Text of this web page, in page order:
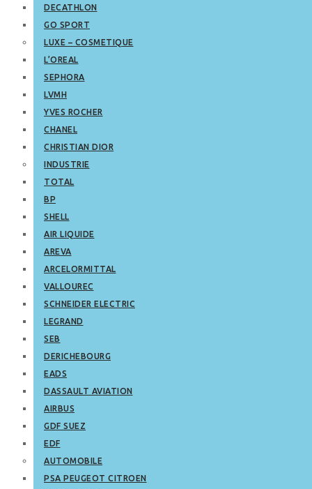
DECATHLON
GO SPORT
LUXE – COSMETIQUE
L’OREAL
SEPHORA
LVMH
YVES ROCHER
CHANEL
CHRISTIAN DIOR
INDUSTRIE
TOTAL
BP
SHELL
AIR LIQUIDE
AREVA
ARCELORMITTAL
VALLOUREC
SCHNEIDER ELECTRIC
LEGRAND
SEB
DERICHEBOURG
EADS
DASSAULT AVIATION
AIRBUS
GDF SUEZ
EDF
AUTOMOBILE
PSA PEUGEOT CITROEN